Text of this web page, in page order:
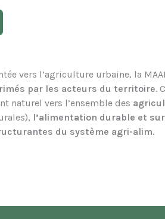
vers l’agriculture urbaine, la
par les acteurs du territoire.
naturel vers l’ensemble des
l’alimentation durable et
du système agri-alim.